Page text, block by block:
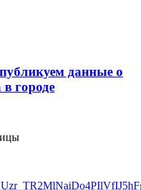
данные о
в городе